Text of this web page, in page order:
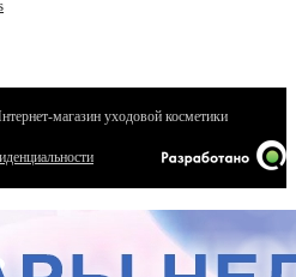
магазин уходовой косметики